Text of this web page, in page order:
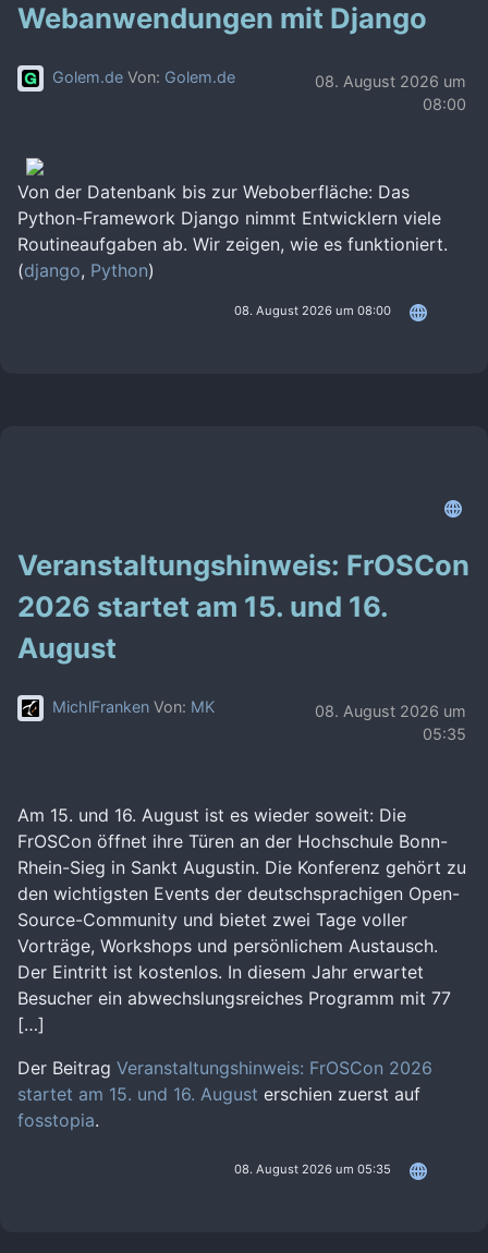
Webanwendungen mit Django
Golem.de Von: Golem.de
08. August 2026 um
08:00
Von der Datenbank bis zur Weboberfläche: Das
Python-Framework Django nimmt Entwicklern viele
Routineaufgaben ab. Wir zeigen, wie es funktioniert.
(django, Python)
08. August 2026 um 08:00
Veranstaltungshinweis: FrOSCon
2026 startet am 15. und 16.
August
MichlFranken Von: MK
08. August 2026 um
05:35
Am 15. und 16. August ist es wieder soweit: Die
FrOSCon öffnet ihre Türen an der Hochschule Bonn-
Rhein-Sieg in Sankt Augustin. Die Konferenz gehört zu
den wichtigsten Events der deutschsprachigen Open-
Source-Community und bietet zwei Tage voller
Vorträge, Workshops und persönlichem Austausch.
Der Eintritt ist kostenlos. In diesem Jahr erwartet
Besucher ein abwechslungsreiches Programm mit 77
[…]
Der Beitrag Veranstaltungshinweis: FrOSCon 2026
startet am 15. und 16. August erschien zuerst auf
fosstopia.
08. August 2026 um 05:35